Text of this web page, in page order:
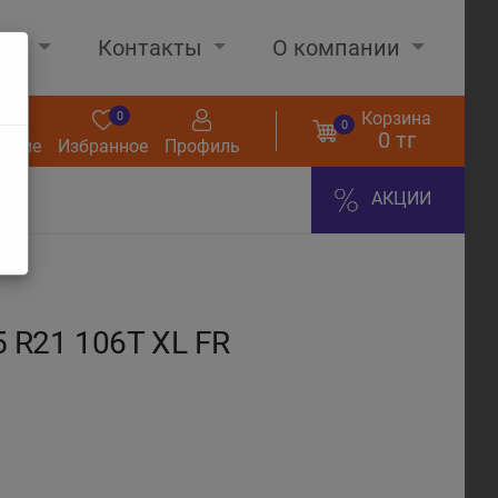
Контакты О компании
Избранное
0
Профиль
0 Корзина
0 тг
АКЦИИ
106T XL FR